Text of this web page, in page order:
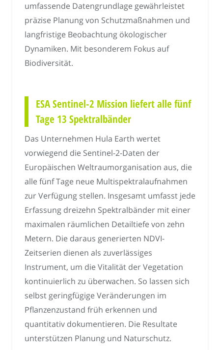
umfassende Datengrundlage gewährleistet
präzise Planung von Schutzmaßnahmen und
langfristige Beobachtung ökologischer
Dynamiken. Mit besonderem Fokus auf
Biodiversität.
ESA Sentinel-2 Mission liefert alle fünf
Tage 13 Spektralbänder
Das Unternehmen Hula Earth wertet
vorwiegend die Sentinel-2-Daten der
Europäischen Weltraumorganisation aus, die
alle fünf Tage neue Multispektralaufnahmen
zur Verfügung stellen. Insgesamt umfasst jede
Erfassung dreizehn Spektralbänder mit einer
maximalen räumlichen Detailtiefe von zehn
Metern. Die daraus generierten NDVI-
Zeitserien dienen als zuverlässiges
Instrument, um die Vitalität der Vegetation
kontinuierlich zu überwachen. So lassen sich
selbst geringfügige Veränderungen im
Pflanzenzustand früh erkennen und
quantitativ dokumentieren. Die Resultate
unterstützen Planung und Naturschutz.